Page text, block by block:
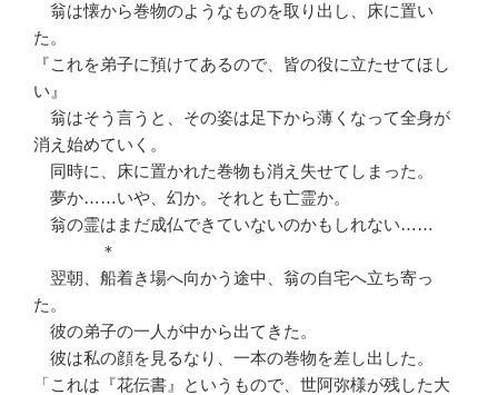
翁は懐から巻物のようなものを取り出し、床に置い
た。
『これを弟子に預けてあるので、皆の役に立たせてほし
い』
翁はそう言うと、その姿は足下から薄くなって全身が
消え始めていく。
同時に、床に置かれた巻物も消え失せてしまった。
夢か……いや、幻か。それとも亡霊か。
翁の霊はまだ成仏できていないのかもしれない……
＊
翌朝、船着き場へ向かう途中、翁の自宅へ立ち寄っ
た。
彼の弟子の一人が中から出てきた。
彼は私の顔を見るなり、一本の巻物を差し出した。
「これは『花伝書』というもので、世阿弥様が残した大